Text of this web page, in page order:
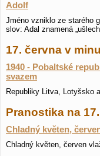
Adolf
Jméno vzniklo ze starého
slov: Adal znamená
17. června v
1940 - Pobaltské
svazem
Republiky Litva, Lotyšsko
Pranostika na
Chladný květen,
Chladný květen, červen